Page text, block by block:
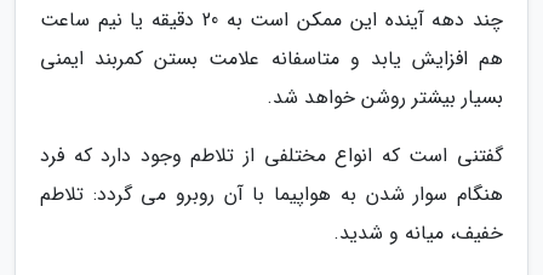
چند دهه آینده این ممکن است به 20 دقیقه یا نیم ساعت
هم افزایش یابد و متاسفانه علامت بستن کمربند ایمنی
بسیار بیشتر روشن خواهد شد.
گفتنی است که انواع مختلفی از تلاطم وجود دارد که فرد
هنگام سوار شدن به هواپیما با آن روبرو می گردد: تلاطم
خفیف، میانه و شدید.